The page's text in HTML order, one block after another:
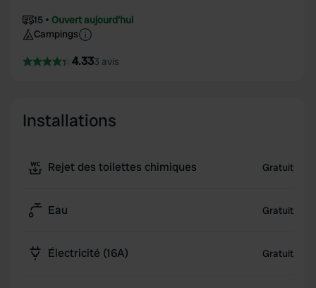
15
Ouvert aujourd'hui
Campings
4.333 avis
Installations
Rejet des toilettes chimiques Gratuit
Eau Gratuit
Électricité (16A) Gratuit